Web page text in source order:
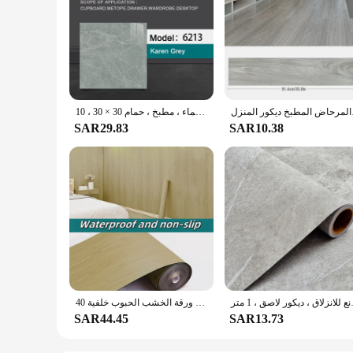
ملصقات حائط ثلاثية الأبعاد ذاتية اللصق من كلوريد البولي فينيل ، بلاط رخامي مقلد ، شارات أرضية ، مقاومة للماء ، مطبخ ، حمام 30 × 30 ، 10
SAR29.83
ديكور المنزل
SAR10.38
40 سنتيمتر ملصق أرضية ملصقات جدار مقاوم للماء ذاتية اللصق الفينيل الأثاث ديكور الجدران ورقة الخشب الحبوب خلفية
SAR44.45
، ديكور لاصق ، 1 متر
SAR13.73